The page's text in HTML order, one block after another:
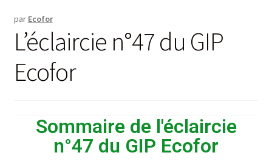
Actualités
Qui est Ecofor ?
Contact
par Ecofor
L’éclaircie n°47 du GIP
Ecofor
Sommaire de l'éclaircie
n°47 du GIP Ecofor